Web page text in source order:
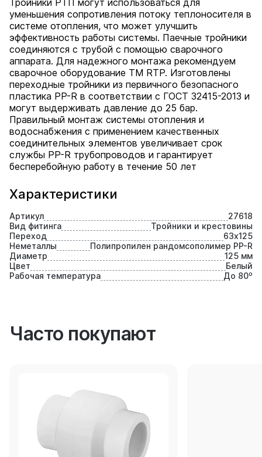
Характеристики
Артикул
27618
Вид фитинга
Тройники и крестовины
Переход
63х125
Неметаллы
Полипропилен рандомсополимер PP-R
Диаметр
125 мм
Цвет
Белый
Рабочая температура
До 80⁰
Тройники РТП могут использоваться для
уменьшения сопротивления потоку теплоносителя в
системе отопления, что может улучшить
эффективность работы системы. Паечные тройники
соединяются с трубой с помощью сварочного
аппарата. Для надежного монтажа рекомендуем
сварочное оборудование ТМ RTP. Изготовлены
переходные тройники из первичного безопасного
пластика PP-R в соответствии с ГОСТ 32415-2013 и
могут выдерживать давление до 25 бар.
Правильный монтаж системы отопления и
водоснабжения с применением качественных
соединительных элементов увеличивает срок
службы PP-R трубопроводов и гарантирует
бесперебойную работу в течение 50 лет
Часто покупают